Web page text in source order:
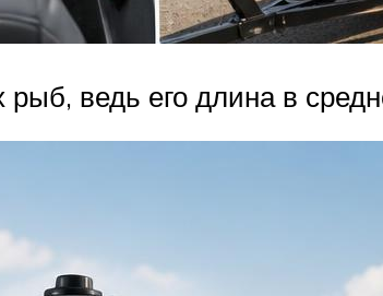
ведь его длина в